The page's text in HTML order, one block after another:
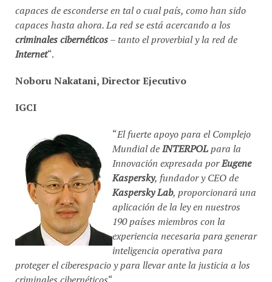
capaces de esconderse en tal o cual país, como han sido
capaces hasta ahora. La red se está acercando a los
criminales cibernéticos – tanto el proverbial y la red de
Internet“.
Noboru Nakatani, Director Ejecutivo
IGCI
“El fuerte apoyo para el Complejo
Mundial deINTERPOL para la
Innovación expresada por Eugene
Kaspersky, fundador y CEO de
Kaspersky Lab , proporcionará una
aplicación de la ley en nuestros
190 países miembros con la
experiencia necesaria para generar
inteligencia operativa para
proteger el ciberespacio y para llevar ante la justicia a los
criminales cibernéticos “.